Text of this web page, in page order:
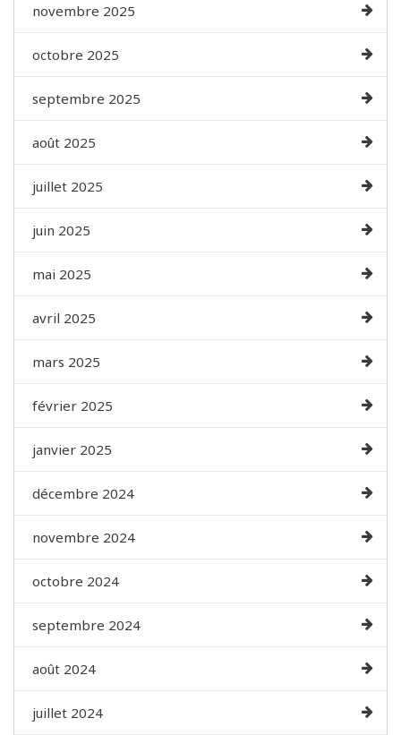
novembre 2025
octobre 2025
septembre 2025
août 2025
juillet 2025
juin 2025
mai 2025
avril 2025
mars 2025
février 2025
janvier 2025
décembre 2024
novembre 2024
octobre 2024
septembre 2024
août 2024
juillet 2024